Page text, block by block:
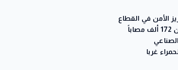
الأمن في القطاع